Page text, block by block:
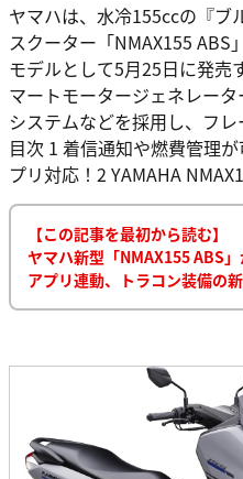
ヤマハは、水冷155ccの『ブ
スクーター「NMAX155
モデルとして5月25日に発売
マートモータージェネレー
システムなどを採用し、フレ
目次 1 着信通知や燃費管理
プリ対応！2 YAMAHA
【この記事を最初から読む】
ヤマハ新型「NMAX155 ABS
アプリ連動、トラコン装備の